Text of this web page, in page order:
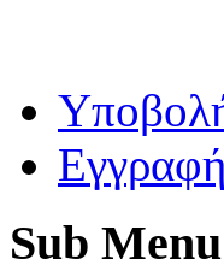
Εγγραφή
Sub Menu